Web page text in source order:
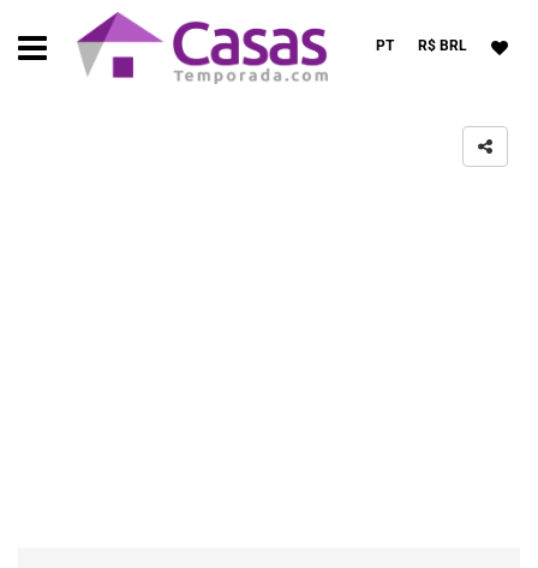
PT R$ BRL